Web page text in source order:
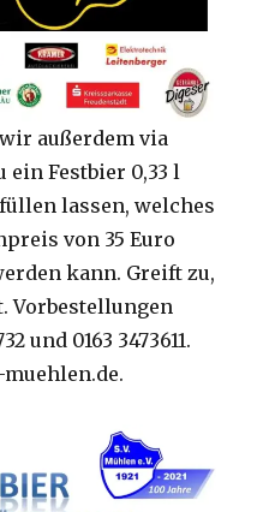
außerdem via
Festbier 0,33 l
lassen, welches
von 35 Euro
kann. Greift zu,
Vorbestellungen
und 0163 3473611.